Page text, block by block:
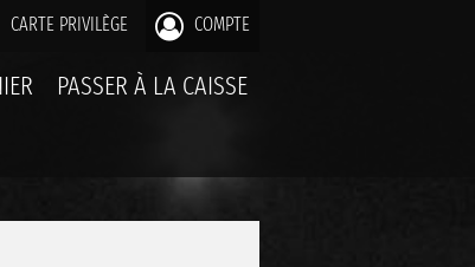
CARTE PRIVILÈGE COMPTE
PASSER À LA CAISSE